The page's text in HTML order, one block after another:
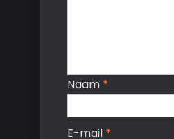
Naam *
E-mail *